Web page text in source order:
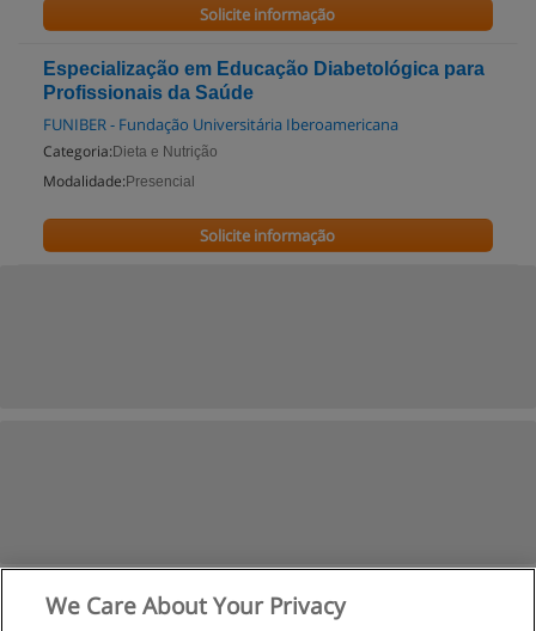
Solicite informação
Especialização em Educação Diabetológica para
Profissionais da Saúde
FUNIBER - Fundação Universitária Iberoamericana
Categoria: Dieta e Nutrição
Modalidade: Presencial
Solicite informação
We Care About Your Privacy